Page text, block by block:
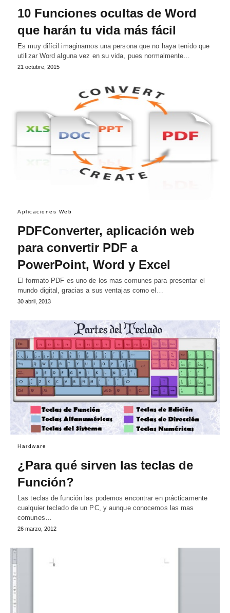
10 Funciones ocultas de Word
que harán tu vida más fácil
Es muy difícil imaginarnos una persona que no haya tenido que
utilizar Word alguna vez en su vida, pues normalmente…
21 octubre, 2015
Aplicaciones Web
PDFConverter, aplicación web
para convertir PDF a
PowerPoint, Word y Excel
El formato PDF es uno de los mas comunes para presentar el
mundo digital, gracias a sus ventajas como el…
30 abril, 2013
Hardware
¿Para qué sirven las teclas de
Función?
Las teclas de función las podemos encontrar en prácticamente
cualquier teclado de un PC, y aunque conocemos las mas
comunes…
26 marzo, 2012